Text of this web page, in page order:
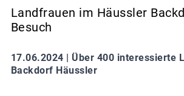
Landfrauen im Häussler
Besuch
17.06.2024 | Über 400 interessierte
Backdorf Häussler